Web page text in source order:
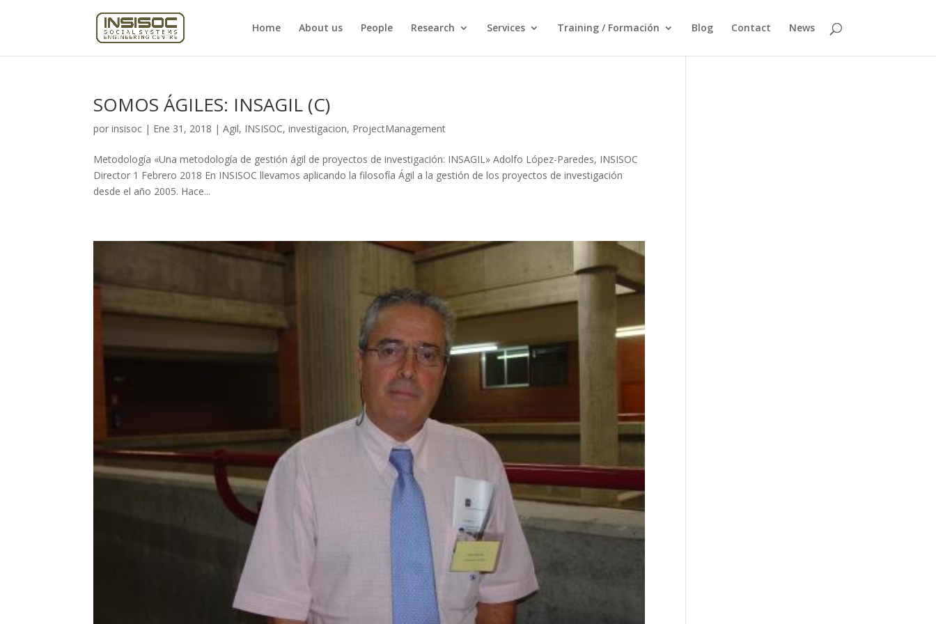
Home About us People Research Services Training / Formación Blog Contact News
SOMOS ÁGILES: INSAGIL (C)
porinsisoc | Ene 31, 2018 |Agil, INSISOC,investigacion, ProjectManagement
Metodología «Una metodología de gestión ágil de proyectos de investigación: INSAGIL» Adolfo López-Paredes, INSISOC
Director 1 Febrero 2018 En INSISOC llevamos aplicando la filosofía Ágil a la gestión de los proyectos de investigación
desde el año 2005. Hace...